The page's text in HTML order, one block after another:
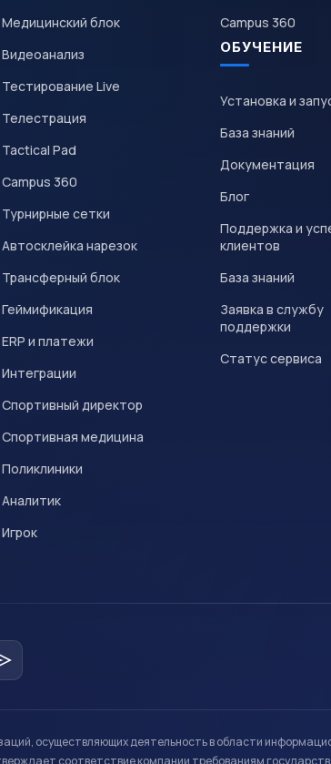
Медицинский блок
Видеоанализ
Тестирование Live
Телестрация
Tactical Pad
Campus 360
Турнирные сетки
Автосклейка нарезок
Трансферный блок
Геймификация
ERP и платежи
Интеграции
Спортивный директор
Спортивная медицина
Поликлиники
Аналитик
Игрок
Campus 360
ОБУЧЕНИЕ
Установка и
База знаний
Документация
Блог
Поддержка и
клиентов
База знаний
Заявка в службу
поддержки
Статус сервиса
осуществляющих деятельность в области
соответствие компании требованиям